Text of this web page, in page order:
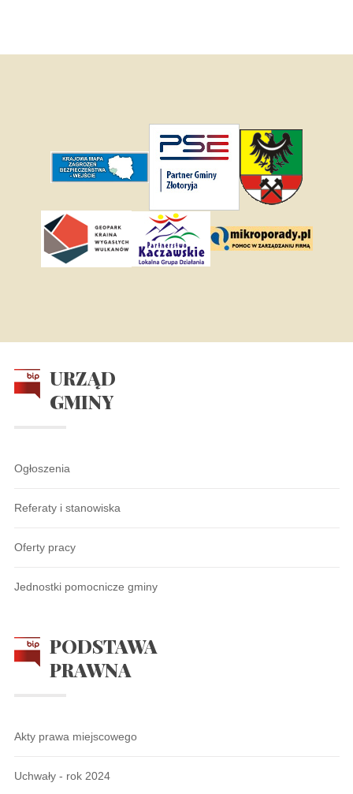
URZĄD
GMINY
Ogłoszenia
Referaty i stanowiska
Oferty pracy
Jednostki pomocnicze gminy
PODSTAWA
PRAWNA
Akty prawa miejscowego
Uchwały - rok 2024